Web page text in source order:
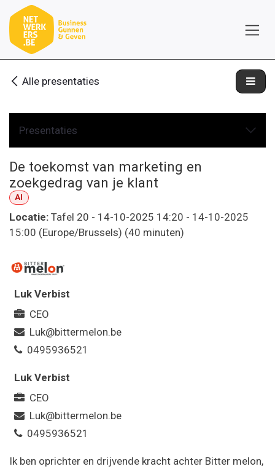
Overslaan naar inhoud
Alle presentaties
Presentaties
De toekomst van marketing en
zoekgedrag van je klant
AI
Locatie: Tafel 20 - 14-10-2025 14:20 - 14-10-2025
15:00 (Europe/Brussels) (40 minuten)
Luk Verbist
CEO
Luk@bittermelon.be
0495936521
Luk Verbist
CEO
Luk@bittermelon.be
0495936521
Ik ben oprichter en drijvende kracht achter Bitter melon,